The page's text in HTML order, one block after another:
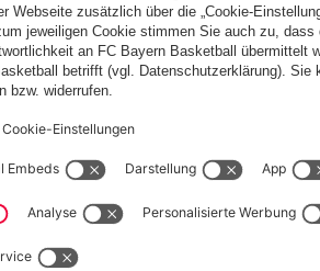
im StoreDeutschlandbleiben?
, um dorthin zu liefern!